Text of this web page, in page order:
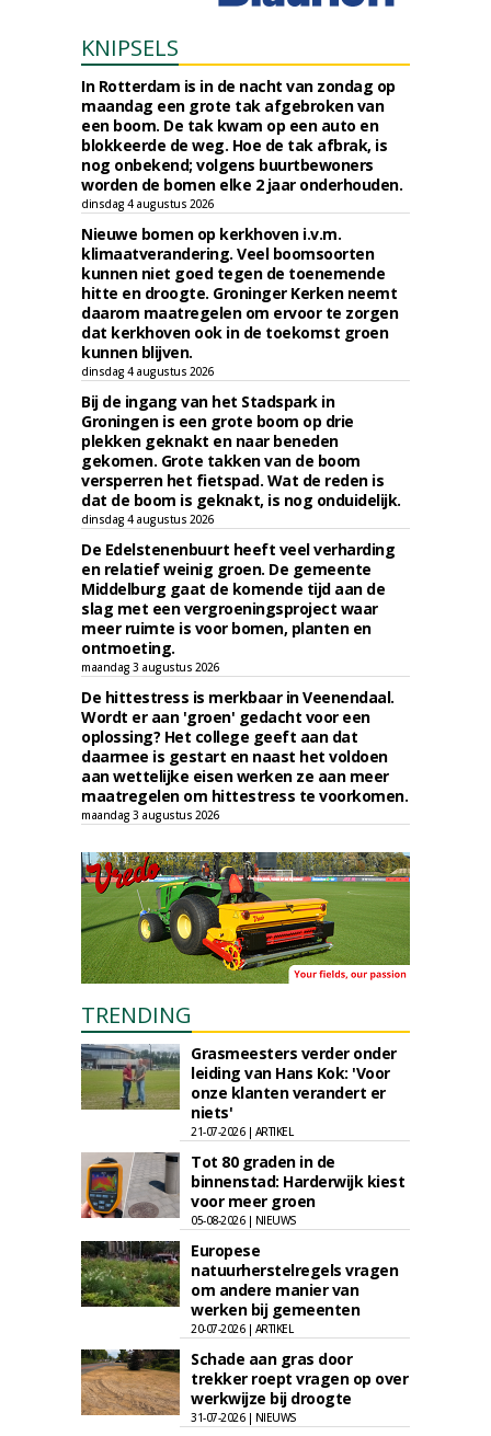
KNIPSELS
In Rotterdam is in de nacht van zondag op
maandag een grote tak afgebroken van
een boom. De tak kwam op een auto en
blokkeerde de weg. Hoe de tak afbrak, is
nog onbekend; volgens buurtbewoners
worden de bomen elke 2 jaar onderhouden.
dinsdag 4 augustus 2026
Nieuwe bomen op kerkhoven i.v.m.
klimaatverandering. Veel boomsoorten
kunnen niet goed tegen de toenemende
hitte en droogte. Groninger Kerken neemt
daarom maatregelen om ervoor te zorgen
dat kerkhoven ook in de toekomst groen
kunnen blijven.
dinsdag 4 augustus 2026
Bij de ingang van het Stadspark in
Groningen is een grote boom op drie
plekken geknakt en naar beneden
gekomen. Grote takken van de boom
versperren het fietspad. Wat de reden is
dat de boom is geknakt, is nog onduidelijk.
dinsdag 4 augustus 2026
De Edelstenenbuurt heeft veel verharding
en relatief weinig groen. De gemeente
Middelburg gaat de komende tijd aan de
slag met een vergroeningsproject waar
meer ruimte is voor bomen, planten en
ontmoeting.
maandag 3 augustus 2026
De hittestress is merkbaar in Veenendaal.
Wordt er aan 'groen' gedacht voor een
oplossing? Het college geeft aan dat
daarmee is gestart en naast het voldoen
aan wettelijke eisen werken ze aan meer
maatregelen om hittestress te voorkomen.
maandag 3 augustus 2026
TRENDING
Grasmeesters verder onder
leiding van Hans Kok: 'Voor
onze klanten verandert er
niets'
21-07-2026 | ARTIKEL
Tot 80 graden in de
binnenstad: Harderwijk kiest
voor meer groen
05-08-2026 | NIEUWS
Europese
natuurherstelregels vragen
om andere manier van
werken bij gemeenten
20-07-2026 | ARTIKEL
Schade aan gras door
trekker roept vragen op over
werkwijze bij droogte
31-07-2026 | NIEUWS